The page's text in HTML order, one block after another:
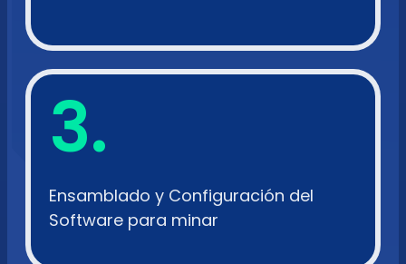
3.
Ensamblado y Configuración del
Software para minar